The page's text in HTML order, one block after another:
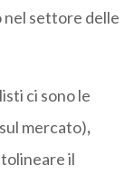
nel settore delle
ci sono le
mercato),
il